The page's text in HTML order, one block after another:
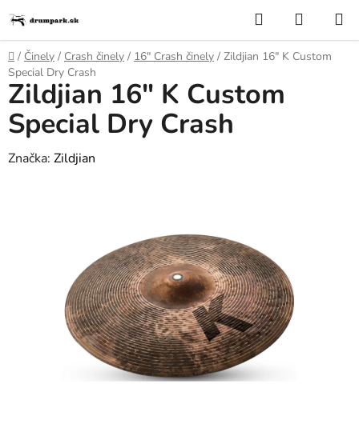
na
obsah
Hľadať
KOŠÍK
Domov
/ Činely / Crash činely / 16″ Crash činely / Zildjian 16" K Custom
Special Dry Crash
Zildjian 16" K Custom
Special Dry Crash
Značka: Zildjian